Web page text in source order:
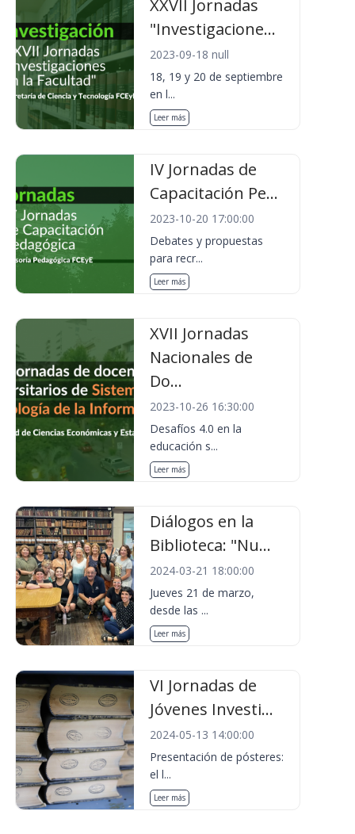
XXVII Jornadas
"Investigacione...
2023-09-18 null
18, 19 y 20 de septiembre
en l...
Leer más
IV Jornadas de
Capacitación Pe...
2023-10-20 17:00:00
Debates y propuestas
para recr...
Leer más
XVII Jornadas
Nacionales de
Do...
2023-10-26 16:30:00
Desafíos 4.0 en la
educación s...
Leer más
Diálogos en la
Biblioteca: "Nu...
2024-03-21 18:00:00
Jueves 21 de marzo,
desde las ...
Leer más
VI Jornadas de
Jóvenes Investi...
2024-05-13 14:00:00
Presentación de pósteres:
el l...
Leer más